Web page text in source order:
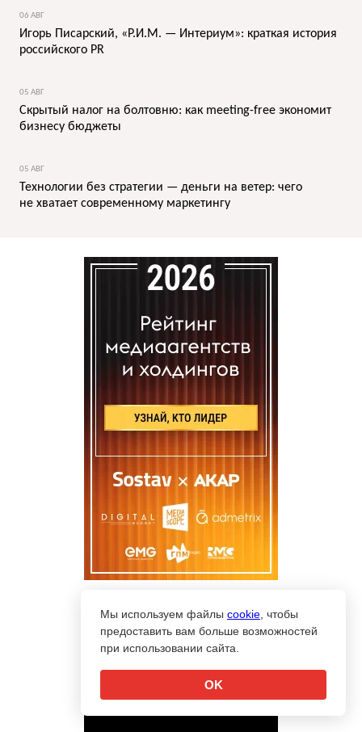
06 АВГ
Игорь Писарский, «Р.И.М. — Интериум»: краткая история
российского PR
05 АВГ
Скрытый налог на болтовню: как meeting-free экономит
бизнесу бюджеты
05 АВГ
Технологии без стратегии — деньги на ветер: чего
не хватает современному маркетингу
Мы используем файлы cookie , чтобы
предоставить вам больше возможностей
при использовании сайта.
OK